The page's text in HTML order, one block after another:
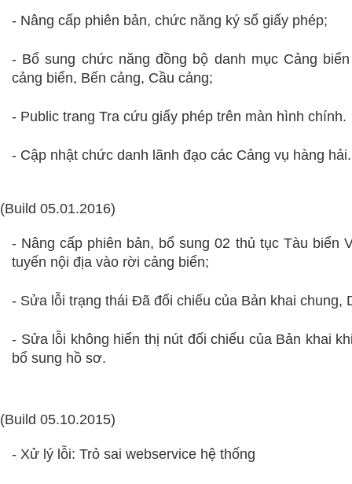
- Nâng cấp phiên bản, chức năng ký số giấy phép;
- Bổ sung chức năng đồng bộ danh mục Cảng
cảng biển, Bến cảng, Cầu cảng;
- Public trang Tra cứu giấy phép trên màn hình chính.
- Cập nhật chức danh lãnh đạo các Cảng vụ hàng hải.
(Build 05.01.2016)
- Nâng cấp phiên bản, bổ sung 02 thủ tục Tàu biển
tuyến nội địa vào rời cảng biển;
- Sửa lỗi trạng thái Đã đối chiếu của Bản khai chung,
- Sửa lỗi không hiển thị nút đối chiếu của Bản khai
bổ sung hồ sơ.
(Build 05.10.2015)
- Xử lý lỗi: Trỏ sai webservice hệ thống